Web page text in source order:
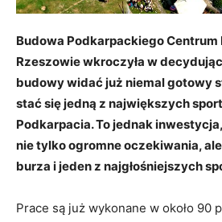
Budowa Podkarpackiego
Rzeszowie wkroczyła w
budowy widać już niemal gotowy
stać się jedną z największych
Podkarpacia. To jednak
nie tylko ogromne oczekiwania,
burza i jeden z najgłośniejszych
Prace są już wykonane w około 90